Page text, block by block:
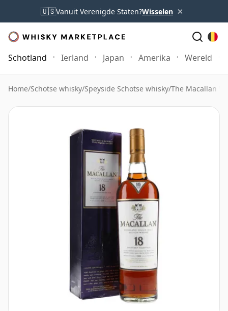
🇺🇸Vanuit Verenigde Staten?Wisselen ×
Schotland Ierland Japan Amerika Wereld
Home/Schotse whisky/Speyside Schotse whisky/The Macallan